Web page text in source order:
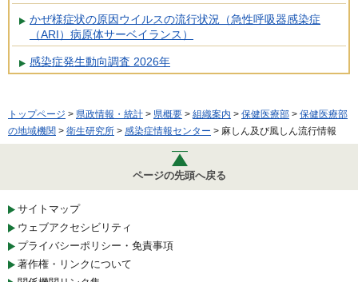
かぜ様症状の原因ウイルスの流行状況（急性呼吸器感染症
（ARI）病原体サーベイランス）
感染症発生動向調査 2026年
トップページ > 県政情報・統計 > 県概要 > 組織案内 > 保健医療部 > 保健医療部
の地域機関 > 衛生研究所 > 感染症情報センター > 麻しん及び風しん流行情報
ページの先頭へ戻る
サイトマップ
ウェブアクセシビリティ
プライバシーポリシー・免責事項
著作権・リンクについて